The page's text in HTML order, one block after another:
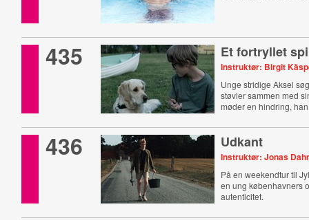
435 Et fortryllet
Instruktør: Birgit
Unge stridige Aksel
støvler sammen med
møder en hindring,
436 Udkant
Instruktør: Jonas
På en weekendtur til
en ung københavners
autenticitet.